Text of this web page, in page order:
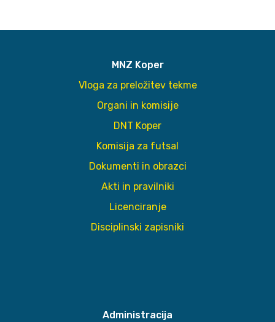
MNZ Koper
Vloga za preložitev tekme
Organi in komisije
DNT Koper
Komisija za futsal
Dokumenti in obrazci
Akti in pravilniki
Licenciranje
Disciplinski zapisniki
Administracija